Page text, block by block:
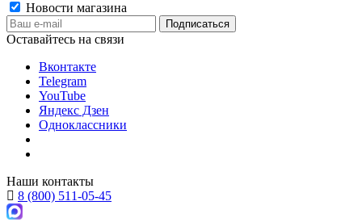
Новости магазина
Оставайтесь на связи
Вконтакте
Telegram
YouTube
Яндекс Дзен
Одноклассники
Наши контакты
8 (800) 511-05-45